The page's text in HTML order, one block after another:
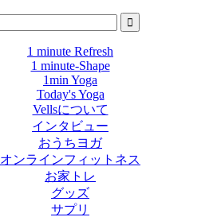
1 minute Refresh
1 minute-Shape
1min Yoga
Today's Yoga
Vellsについて
インタビュー
おうちヨガ
オンラインフィットネス
お家トレ
グッズ
サプリ